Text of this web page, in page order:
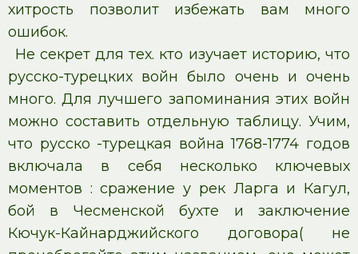
хитрость позволит избежать вам много
ошибок.
Не секрет для тех. кто изучает историю, что
русско-турецких войн было очень и очень
много. Для лучшего запоминания этих войн
можно составить отдельную таблицу. Учим,
что русско -турецкая война 1768-1774 годов
включала в себя несколько ключевых
моментов : сражение у рек Ларга и Кагул,
бой в Чесменской бухте и заключение
Кючук-Кайнарджийского договора( не